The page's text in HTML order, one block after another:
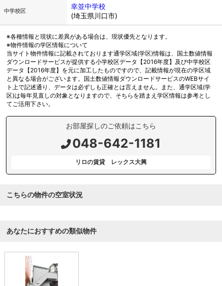
中学校区
幸並中学校
(埼玉県川口市)
※各種情報と現状に差異がある場合は、現状優先となります。
※物件情報の学区情報について
当サイト物件情報に記載されております通学区域(学区)情報は、国土数値情報
ダウンロードサービスが提供する小学校区データ【2016年度】及び中学校区
データ【2016年度】を元に加工したものですので、記載情報が現在の学区域
と異なる場合がございます。国土数値情報ダウンロードサービスのWEBサイ
ト上で記述通り、データは必ずしも正確とは言えません。また、通学区域(学
区)は毎年見直しの対象となりますので、そちらを踏まえ学区情報は参考とし
てご活用下さい。
お部屋探しのご依頼はこちら
048-642-1181
リロの賃貸 レックス大興
こちらの物件の空室状況
あなたにおすすめの類似物件